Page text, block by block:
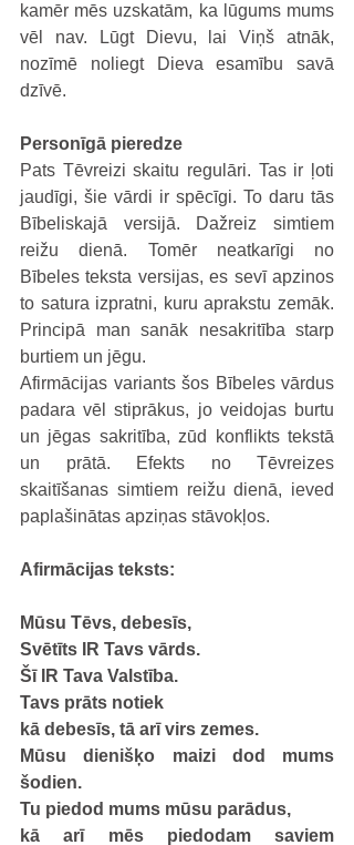
kamēr mēs uzskatām, ka lūgums mums
vēl nav. Lūgt Dievu, lai Viņš atnāk,
nozīmē noliegt Dieva esamību savā
dzīvē.
Personīgā pieredze
Pats Tēvreizi skaitu regulāri. Tas ir ļoti
jaudīgi, šie vārdi ir spēcīgi. To daru tās
Bībeliskajā versijā. Dažreiz simtiem
reižu dienā. Tomēr neatkarīgi no
Bībeles teksta versijas, es sevī apzinos
to satura izpratni, kuru aprakstu zemāk.
Principā man sanāk nesakritība starp
burtiem un jēgu.
Afirmācijas variants šos Bībeles vārdus
padara vēl stiprākus, jo veidojas burtu
un jēgas sakritība, zūd konflikts tekstā
un prātā. Efekts no Tēvreizes
skaitīšanas simtiem reižu dienā, ieved
paplašinātas apziņas stāvokļos.
Afirmācijas teksts:
Mūsu Tēvs, debesīs,
Svētīts IR Tavs vārds.
Šī IR Tava Valstība.
Tavs prāts notiek
kā debesīs, tā arī virs zemes.
Mūsu dienišķo maizi dod mums
šodien.
Tu piedod mums mūsu parādus,
kā arī mēs piedodam saviem